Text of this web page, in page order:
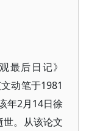
后日记》
动笔于1981
年2月14日徐
。从该论文